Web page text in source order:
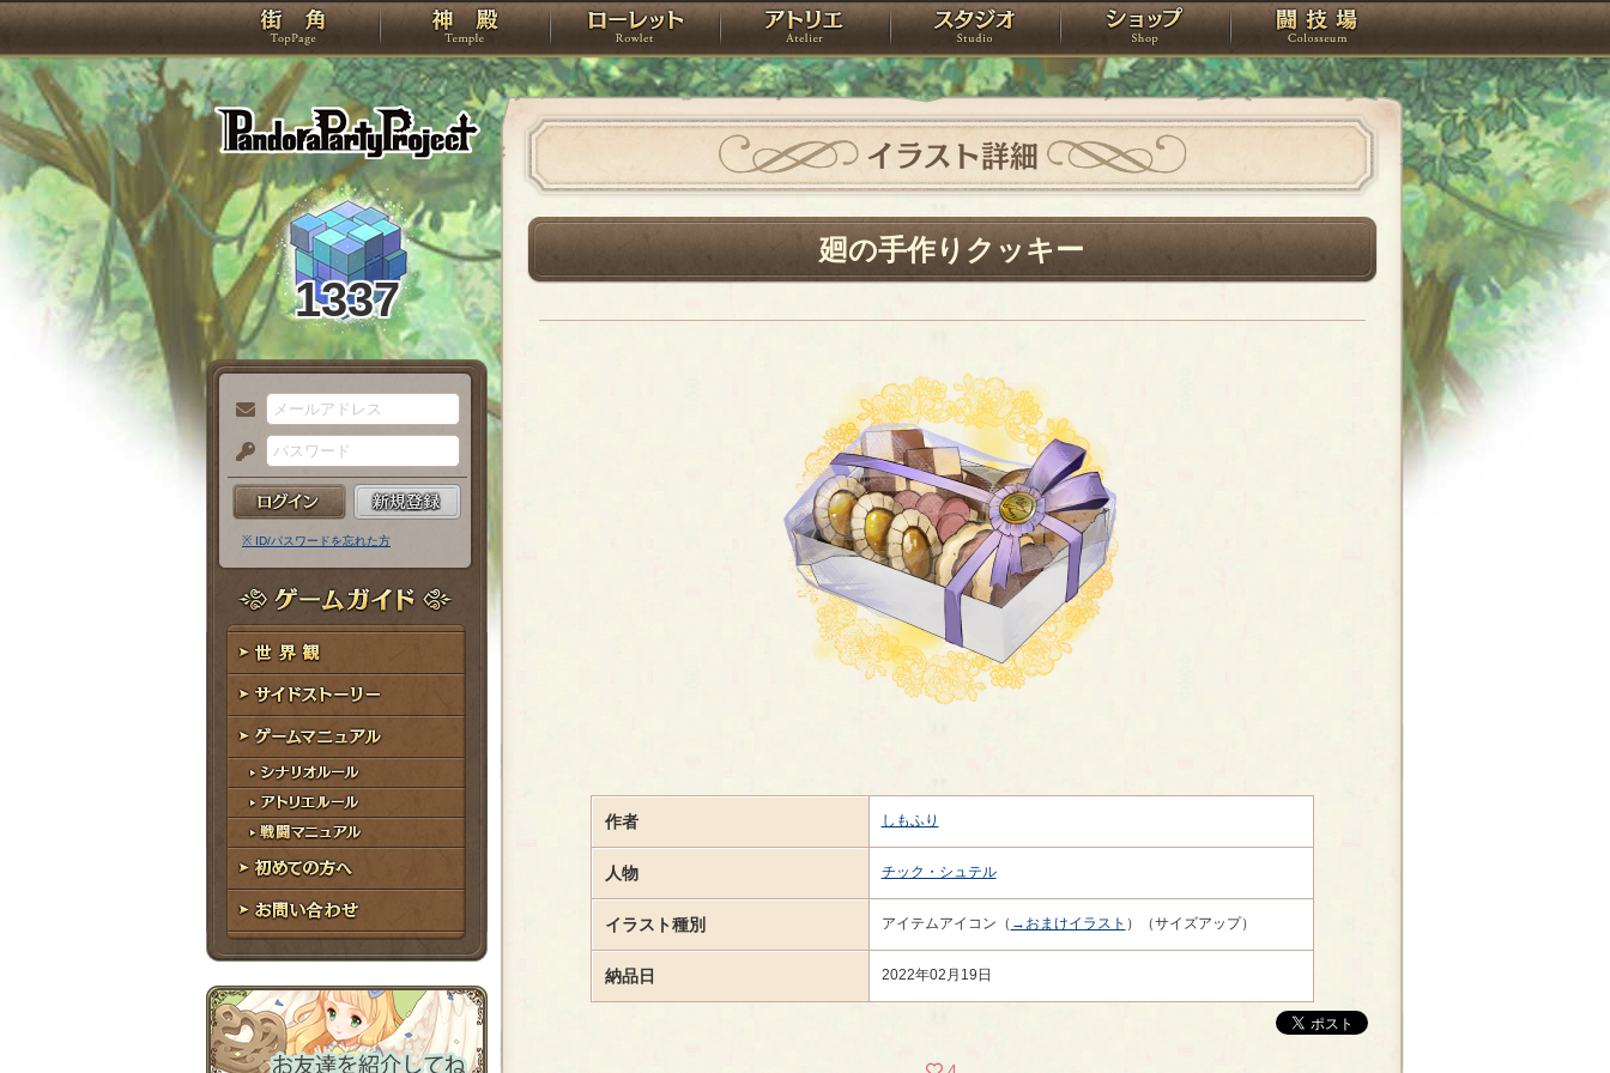
PandoraPartyProject
TOP 神殿 ローレット アトリエ スタジオ ショップ 闘技場
1337
メ
ー
ル
ア
ド
レ
ス
パ
ス
ー
ド
※ ID/パスワードを忘れた方
ゲームガイド
世界観
サイドストーリー
ゲームマニュアル
シナリオルール
アトリエルール
戦闘マニュアル
初めての方へ
お問い合わせ
イラスト詳細
廻の手作りクッキー
作者 しもふり
人物 チック・シュテル
イラスト種別 アイテムアイコン（ →おまけイラスト ）（サイズアップ）
納品日 2022年02月19日